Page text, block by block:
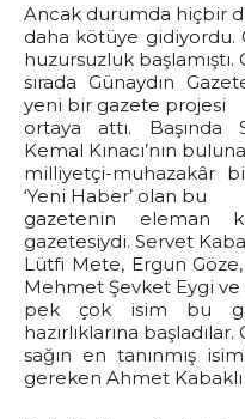
Ancak durumda hiçbir
daha kötüye gidiyordu.
huzursuzluk başlamıştı.
sırada Günaydın
yeni bir gazete projesi
ortaya attı. Başında
Kemal Kınacı’nın
milliyetçi-muhazakâr
‘Yeni Haber’ olan bu
gazetenin eleman
gazetesiydi. Servet
Lütfi Mete, Ergun
Mehmet Şevket Eygi ve
pek çok isim bu
hazırlıklarına
sağın en tanınmış
gereken Ahmet Kabaklı